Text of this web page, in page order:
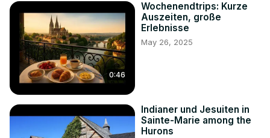
0:46
Wochenendtrips: Kurze
Auszeiten, große
Erlebnisse
May 26, 2025
Indianer und Jesuiten in
Sainte-Marie among the
Hurons